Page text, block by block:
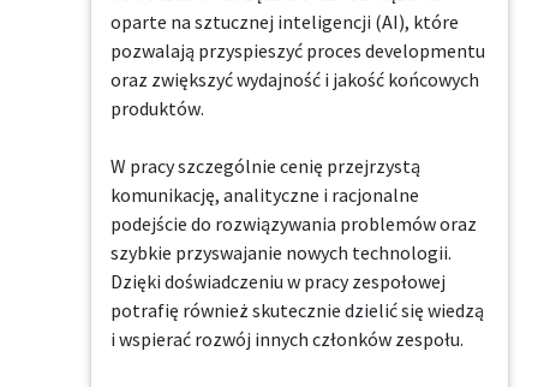
oparte na sztucznej inteligencji (AI), które
pozwalają przyspieszyć proces developmentu
oraz zwiększyć wydajność i jakość końcowych
produktów.
W pracy szczególnie cenię przejrzystą
komunikację, analityczne i racjonalne
podejście do rozwiązywania problemów oraz
szybkie przyswajanie nowych technologii.
Dzięki doświadczeniu w pracy zespołowej
potrafię również skutecznie dzielić się wiedzą
i wspierać rozwój innych członków zespołu.